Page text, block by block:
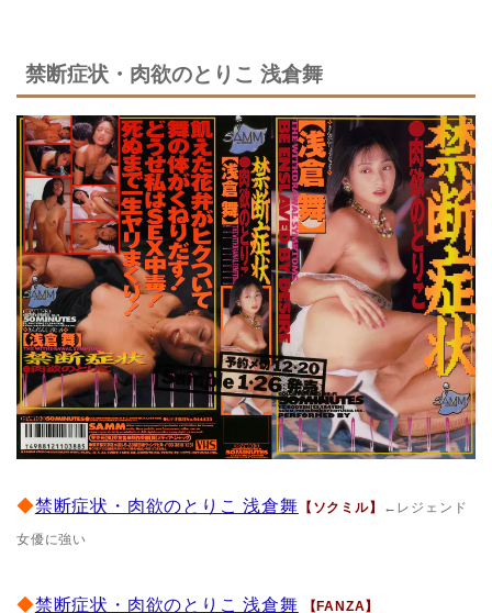
禁断症状・肉欲のとりこ 浅倉舞
◆禁断症状・肉欲のとりこ 浅倉舞 【ソクミル】 ←レジェンド
女優に強い
◆禁断症状・肉欲のとりこ 浅倉舞 【FANZA】